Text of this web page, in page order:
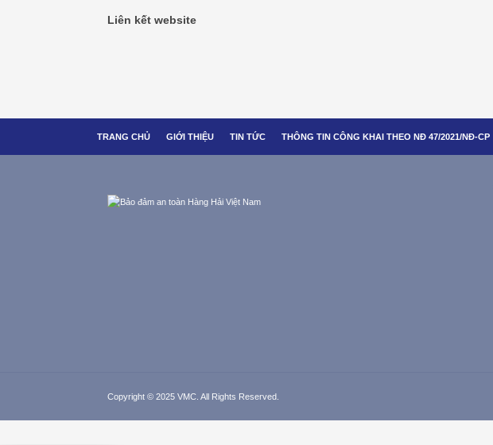
Liên kết website
TRANG CHỦ GIỚI THIỆU TIN TỨC THÔNG TIN CÔNG KHAI THEO NĐ 47/2021/NĐ-CP
Copyright © 2025 VMC. All Rights Reserved.